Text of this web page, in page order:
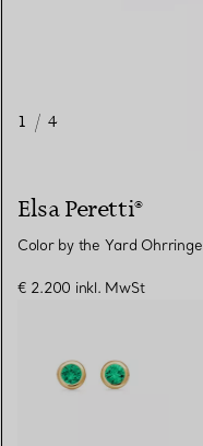
1 / 4
Elsa Peretti®
Color by the Yard Ohrringe
€ 2.200 inkl. MwSt